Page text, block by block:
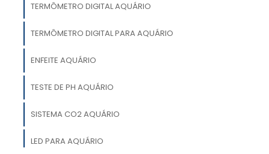
TERMÔMETRO DIGITAL AQUÁRIO
TERMÔMETRO DIGITAL PARA AQUÁRIO
ENFEITE AQUÁRIO
TESTE DE PH AQUÁRIO
SISTEMA CO2 AQUÁRIO
LED PARA AQUÁRIO